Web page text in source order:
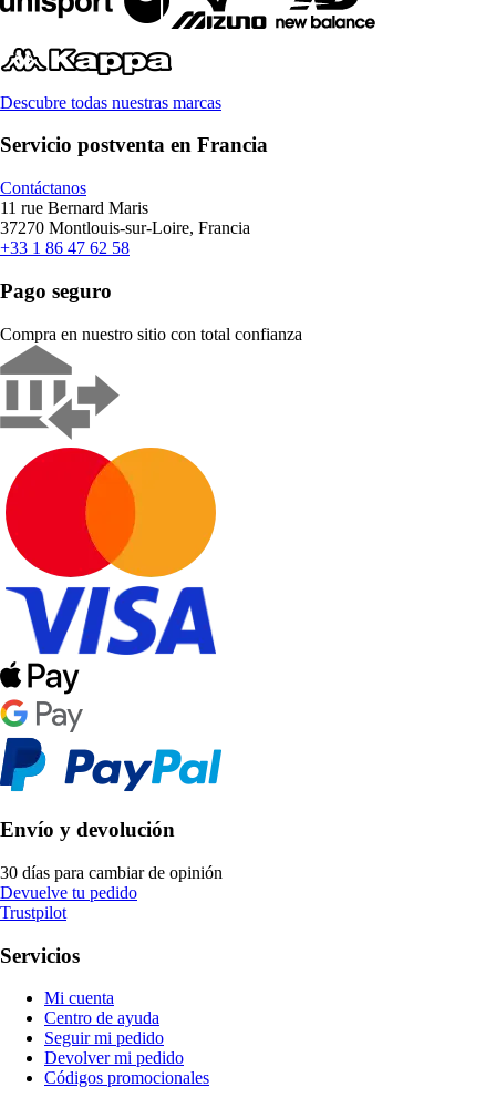
Descubre todas nuestras marcas
Servicio postventa en Francia
Contáctanos
11 rue Bernard Maris
37270 Montlouis-sur-Loire, Francia
+33 1 86 47 62 58
Pago seguro
Compra en nuestro sitio con total confianza
Envío y devolución
30 días para cambiar de opinión
Devuelve tu pedido
Trustpilot
Servicios
Mi cuenta
Centro de ayuda
Seguir mi pedido
Devolver mi pedido
Códigos promocionales